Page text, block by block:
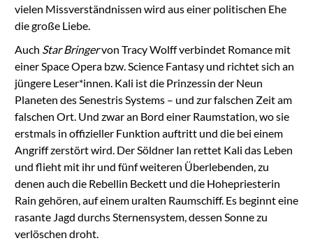
vielen Missverständnissen wird aus einer politischen Ehe
die große Liebe.
Auch Star Bringervon Tracy Wolff verbindet Romance mit
einer Space Opera bzw. Science Fantasy und richtet sich an
jüngere Leser*innen. Kali ist die Prinzessin der Neun
Planeten des Senestris Systems – und zur falschen Zeit am
falschen Ort. Und zwar an Bord einer Raumstation, wo sie
erstmals in offizieller Funktion auftritt und die bei einem
Angriff zerstört wird. Der Söldner Ian rettet Kali das Leben
und flieht mit ihr und fünf weiteren Überlebenden, zu
denen auch die Rebellin Beckett und die Hohepriesterin
Rain gehören, auf einem uralten Raumschiff. Es beginnt eine
rasante Jagd durchs Sternensystem, dessen Sonne zu
verlöschen droht.